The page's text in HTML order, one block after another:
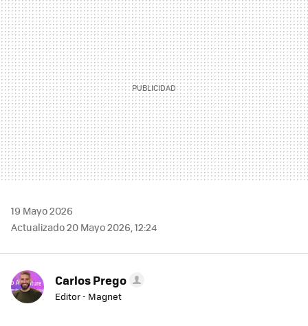
MAIL
19 Mayo 2026
Actualizado 20 Mayo 2026, 12:24
Carlos Prego
Editor - Magnet